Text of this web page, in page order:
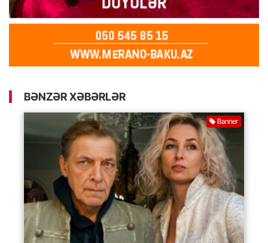
BƏNZƏR XƏBƏRLƏR
Banner